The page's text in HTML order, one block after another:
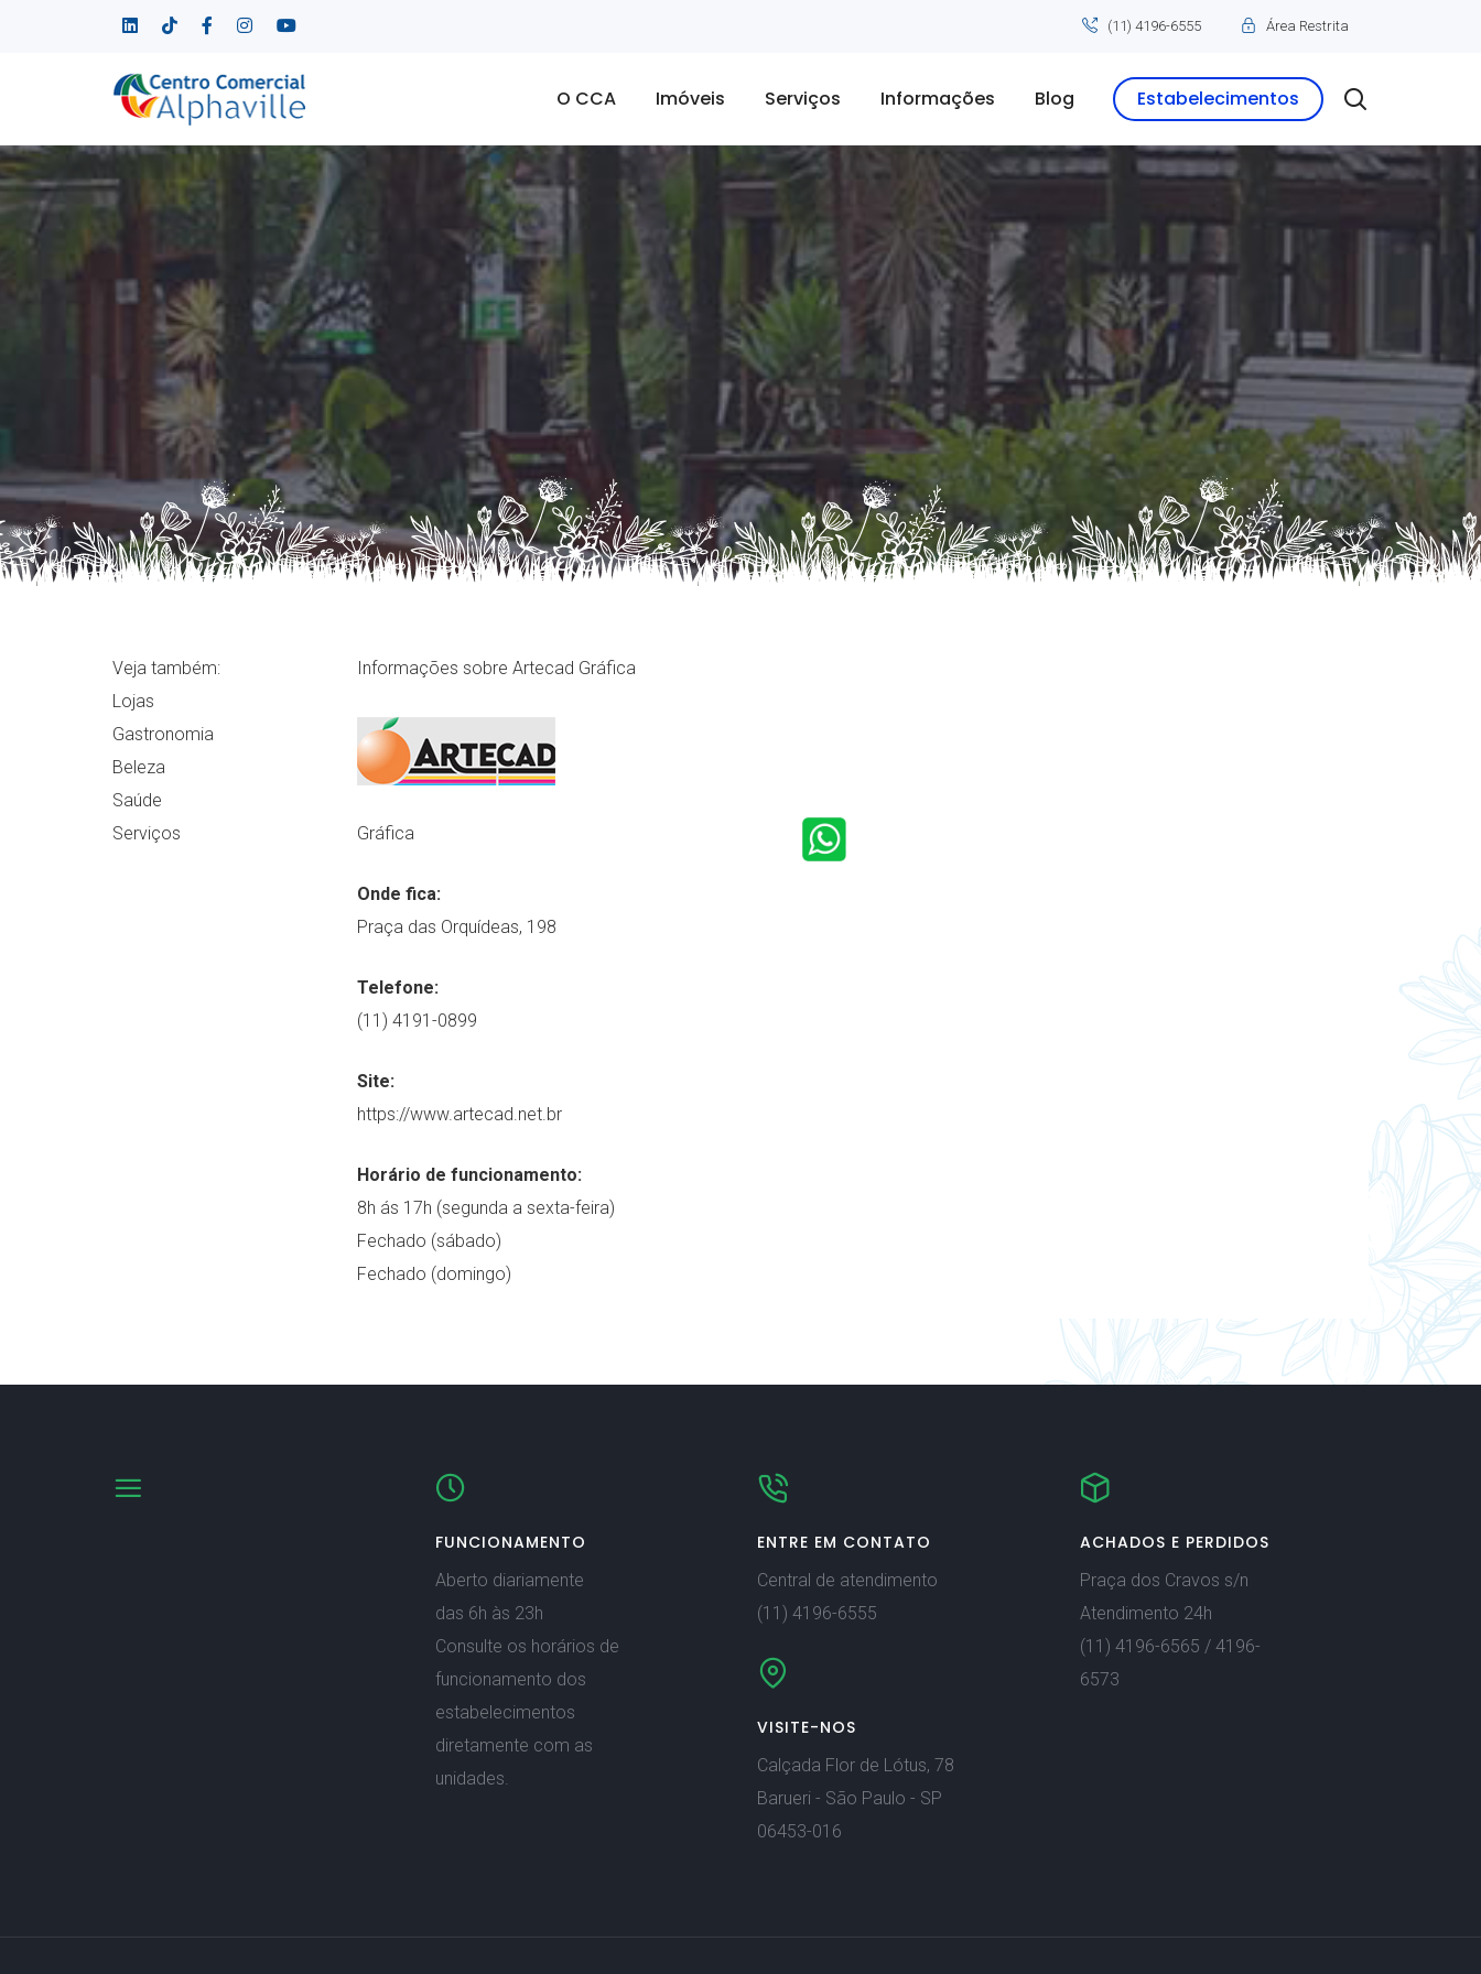
(11) 4196-6555 Área Restrita
O CCA Imóveis Serviços Informações Blog Estabelecimentos
Veja também:
Lojas
Gastronomia
Beleza
Saúde
Serviços
Informações sobre Artecad Gráfica
Gráfica
Onde fica:
Praça das Orquídeas, 198
Telefone:
(11) 4191-0899
Site:
https://www.artecad.net.br
Horário de funcionamento:
8h ás 17h (segunda a sexta-feira)
Fechado (sábado)
Fechado (domingo)
FUNCIONAMENTO
Aberto diariamente
das 6h às 23h
Consulte os horários de
funcionamento dos
estabelecimentos
diretamente com as
unidades.
ENTRE EM CONTATO
Central de atendimento
(11) 4196-6555
VISITE-NOS
Calçada Flor de Lótus, 78
Barueri - São Paulo - SP
06453-016
ACHADOS E PERDIDOS
Praça dos Cravos s/n
Atendimento 24h
(11) 4196-6565 / 4196-
6573